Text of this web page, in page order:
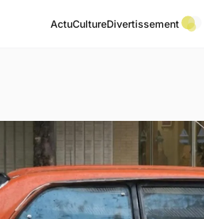
ActuCultureDivertissement